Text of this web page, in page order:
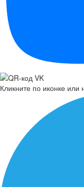
Кликните по иконке